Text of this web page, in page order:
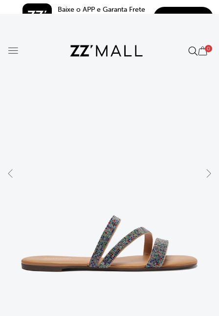
Baixe o APP e Garanta Frete
0